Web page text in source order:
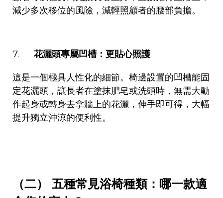
減少多次移位的風險，減輕照顧者的腰部負擔。
7. 花灑頭專屬凹槽：更貼心照護
這是一個極具人性化的細節。椅邊設置的凹槽能固
定花灑頭，讓長者在塗抹肥皂或洗頭時，無需大動
作起身或轉身去拿牆上的花灑，伸手即可得，大幅
提升獨立沖涼的便利性。
（二） 五種常見浴椅種類：哪一款適